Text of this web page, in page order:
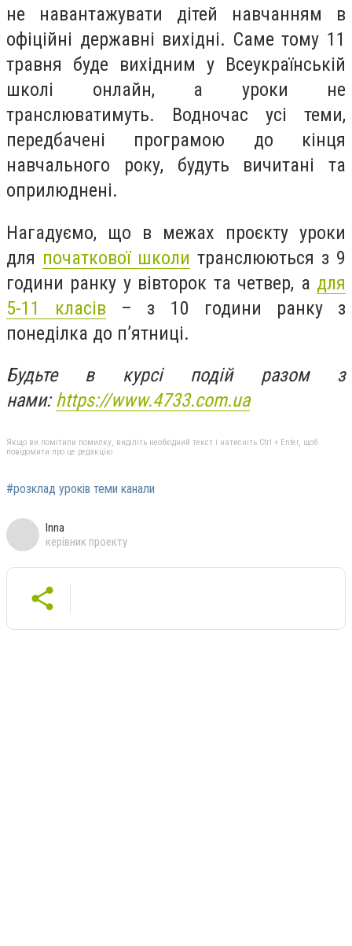
не навантажувати дітей навчанням в
офіційні державні вихідні. Саме тому 11
травня буде вихідним у Всеукраїнській
школі онлайн, а уроки не
транслюватимуть. Водночас усі теми,
передбачені програмою до кінця
навчального року, будуть вичитані та
оприлюднені.
Нагадуємо, що в межах проєкту уроки
для початкової школи транслюються з 9
години ранку у вівторок та четвер, а для
5-11 класів – з 10 години ранку з
понеділка до п’ятниці.
Будьте в курсі подій разом з
нами:https://www.4733.com.ua
Якщо ви помітили помилку, виділіть необхідний текст і натисніть Ctrl + Enter, щоб
повідомити про це редакцію
#розклад уроків теми канали
Inna
керівник проекту